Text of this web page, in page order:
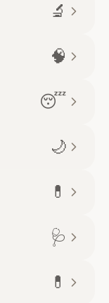
🔬
🧠
😴
🌙
💊
🩺
💊